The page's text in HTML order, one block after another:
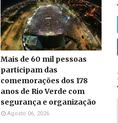
Mais de 60 mil pessoas
participam das
comemorações dos 178
anos de Rio Verde com
segurança e organização
Agosto 06, 2026